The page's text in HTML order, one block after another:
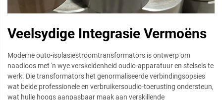
Veelsydige Integrasie Vermoëns
Moderne outo-isolasiestroomtransformators is ontwerp om
naadloos met 'n wye verskeidenheid oudio-apparatuur en stelsels te
werk. Die transformators het genormaliseerde verbindingsopsies
wat beide professionele en verbruikersoudio-toerusting ondersteun,
wat hulle hoogs aanpasbaar maak aan verskillende